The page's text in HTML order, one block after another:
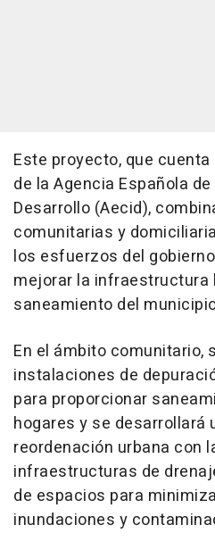
Este proyecto, que
de la Agencia Española
Desarrollo (Aecid),
comunitarias y
los esfuerzos del
mejorar la infraestructura
saneamiento del
En el ámbito comunitario,
instalaciones de
para proporcionar
hogares y se desarrollará
reordenación urbana con
infraestructuras de
de espacios para
inundaciones y